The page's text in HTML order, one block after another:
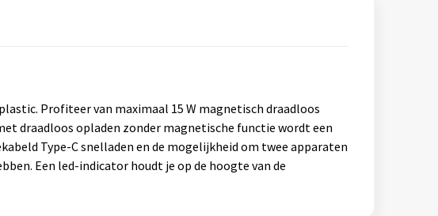
Profiteer van maximaal 15 W magnetisch draadloos
draadloos opladen zonder magnetische functie wordt een
Type-C snelladen en de mogelijkheid om twee apparaten
Een led-indicator houdt je op de hoogte van de